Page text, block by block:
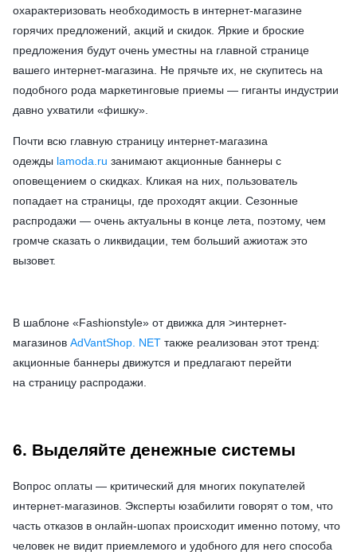
охарактеризовать необходимость в интернет-магазине
горячих предложений, акций и скидок. Яркие и броские
предложения будут очень уместны на главной странице
вашего интернет-магазина. Не прячьте их, не скупитесь на
подобного рода маркетинговые приемы — гиганты индустрии
давно ухватили «фишку».
Почти всю главную страницу интернет-магазина
одежды lamoda.ru занимают акционные баннеры с
оповещением о скидках. Кликая на них, пользователь
попадает на страницы, где проходят акции. Сезонные
распродажи — очень актуальны в конце лета, поэтому, чем
громче сказать о ликвидации, тем больший ажиотаж это
вызовет.
В шаблоне «Fashionstyle» от движка для >интернет-
магазинов AdVantShop. NET также реализован этот тренд:
акционные баннеры движутся и предлагают перейти
на страницу распродажи.
6. Выделяйте денежные системы
Вопрос оплаты — критический для многих покупателей
интернет-магазинов. Эксперты юзабилити говорят о том, что
часть отказов в онлайн-шопах происходит именно потому, что
человек не видит приемлемого и удобного для него способа